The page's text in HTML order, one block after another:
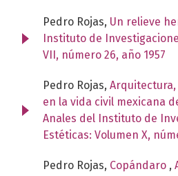
Pedro Rojas, Un relieve
Instituto de
VII, número 26, año 1957
Pedro Rojas,
en la vida civil mexicana
Anales del Instituto de
Estéticas: Volumen X,
Pedro Rojas, Copándaro ,